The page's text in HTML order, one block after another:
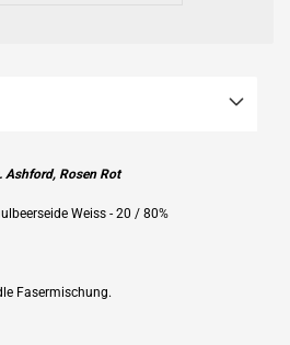
Ashford, Rosen Rot
Weiss - 20 / 80%
Fasermischung.